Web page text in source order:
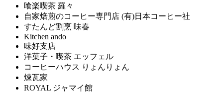
喰楽喫茶 羅々
自家焙煎のコーヒー専門店 (有)日本コーヒー社
すたんど割烹 味春
Kitchen ando
味好支店
洋菓子・喫茶 エッフェル
コーヒーハウス りょんりょん
煉瓦家
ROYAL ジャマイ館